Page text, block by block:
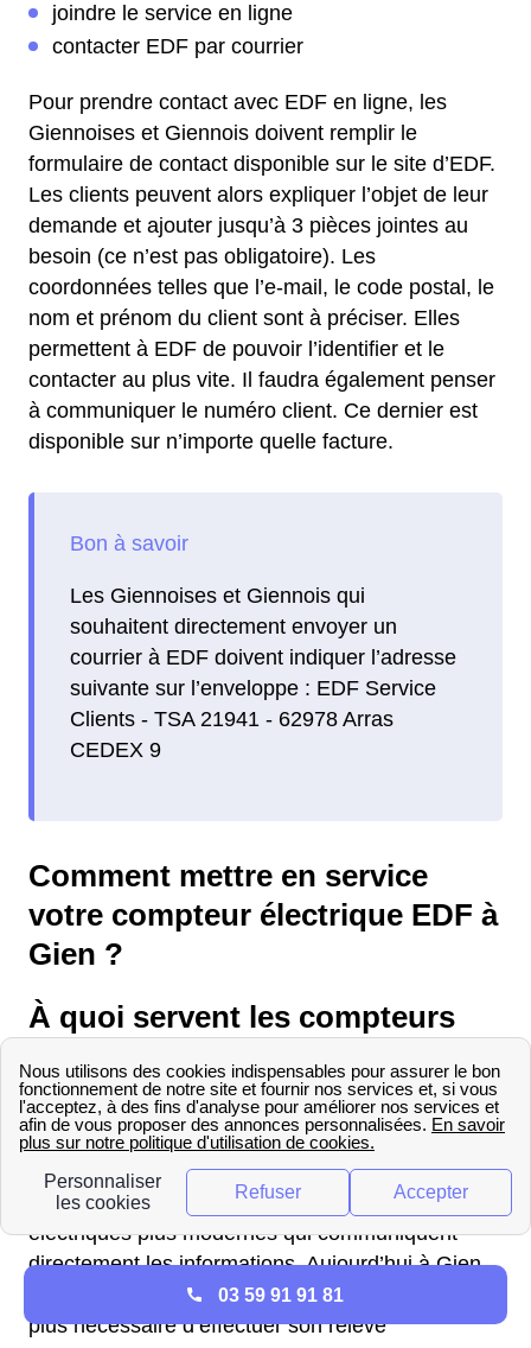
joindre le service en ligne
contacter EDF par courrier
Pour prendre contact avec EDF en ligne, les
Giennoises et Giennois doivent remplir le
formulaire de contact disponible sur le site d’EDF.
Les clients peuvent alors expliquer l’objet de leur
demande et ajouter jusqu’à 3 pièces jointes au
besoin (ce n’est pas obligatoire). Les
coordonnées telles que l’e-mail, le code postal, le
nom et prénom du client sont à préciser. Elles
permettent à EDF de pouvoir l’identifier et le
contacter au plus vite. Il faudra également penser
à communiquer le numéro client. Ce dernier est
disponible sur n’importe quelle facture.
Les Giennoises et Giennois qui
souhaitent directement envoyer un
courrier à EDF doivent indiquer l’adresse
suivante sur l’enveloppe : EDF Service
Clients - TSA 21941 - 62978 Arras
CEDEX 9
Comment mettre en service
votre compteur électrique EDF à
Gien ?
À quoi servent les compteurs
Linky à Gien ?
Les compteurs Linky permettent aux Giennoises
et aux Giennois de transmettre des données sur
leur consommation d’électricité à distance. Il s’agit
d’une nouvelle génération de compteurs
électriques plus modernes qui communiquent
directement les informations. Aujourd’hui à Gien
(45 500), avec ces compteurs modernes, il n’est
plus nécessaire d’effectuer son relevé
03 59 91 91 81